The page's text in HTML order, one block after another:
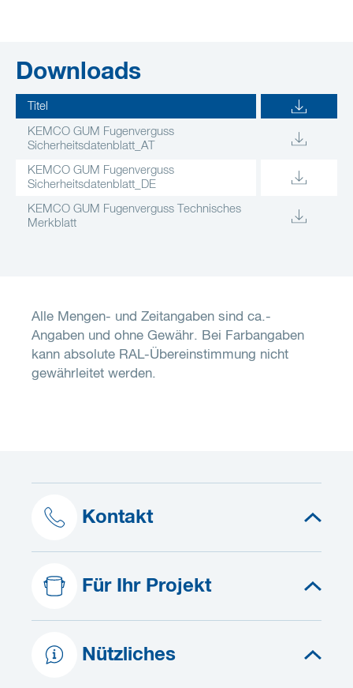
Downloads
Titel
KEMCO GUM Fugenverguss
Sicherheitsdatenblatt_AT
KEMCO GUM Fugenverguss
Sicherheitsdatenblatt_DE
KEMCO GUM Fugenverguss Technisches
Merkblatt
Alle Mengen- und Zeitangaben sind ca.-
Angaben und ohne Gewähr. Bei Farbangaben
kann absolute RAL-Übereinstimmung nicht
gewährleitet werden.
Kontakt
Für Ihr Projekt
Nützliches